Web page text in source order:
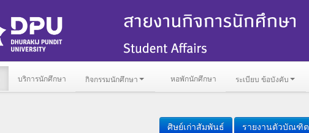
บริการนักศึกษา กิจกรรมนักศึกษา หอพักนักศึกษา ระเบียบ ข้อบังคับ
ศิษย์เก่าสัมพันธ์ รายงานตัวบัณฑิต